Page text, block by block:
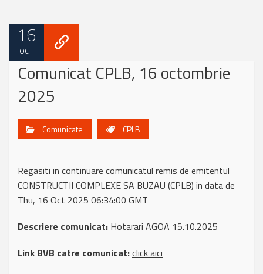
16
OCT.
Comunicat CPLB, 16 octombrie
2025
Comunicate CPLB
Regasiti in continuare comunicatul remis de emitentul
CONSTRUCTII COMPLEXE SA BUZAU (CPLB) in data de
Thu, 16 Oct 2025 06:34:00 GMT
Descriere comunicat: Hotarari AGOA 15.10.2025
Link BVB catre comunicat:click aici